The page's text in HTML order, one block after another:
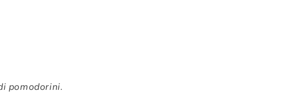
pomodorini.